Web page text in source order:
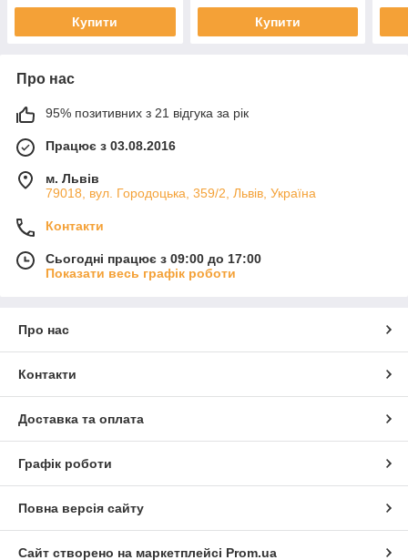
Купити Купити
Про нас
95% позитивних з 21 відгука за рік
Працює з 03.08.2016
м. Львів
79018, вул. Городоцька, 359/2, Львів, Україна
Контакти
Сьогодні працює з 09:00 до 17:00
Показати весь графік роботи
Про нас
Контакти
Доставка та оплата
Графік роботи
Повна версія сайту
Сайт створено на маркетплейсі Prom.ua